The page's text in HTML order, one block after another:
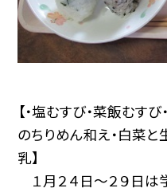
【・塩むすび・菜飯むす
のちりめん和え・白菜と
乳】
１月２４日〜２９日は